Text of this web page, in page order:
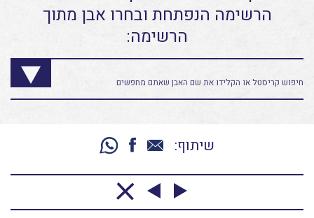
הרשימה הנפתחת ובחרו אבן מתוך
הרשימה:
שיתוף: